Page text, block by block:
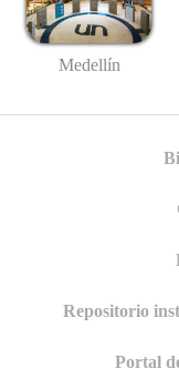
Medellín
Repositorio
Portal